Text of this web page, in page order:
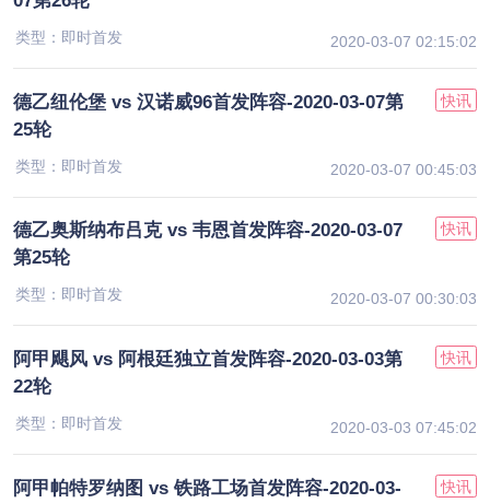
类型：即时首发 2020-03-07 02:15:02
德乙纽伦堡 vs 汉诺威96首发阵容-2020-03-07第
25轮
快讯
类型：即时首发 2020-03-07 00:45:03
德乙奥斯纳布吕克 vs 韦恩首发阵容-2020-03-07
第25轮
快讯
类型：即时首发 2020-03-07 00:30:03
阿甲飓风 vs 阿根廷独立首发阵容-2020-03-03第
22轮
快讯
类型：即时首发 2020-03-03 07:45:02
阿甲帕特罗纳图 vs 铁路工场首发阵容-2020-03-
快讯